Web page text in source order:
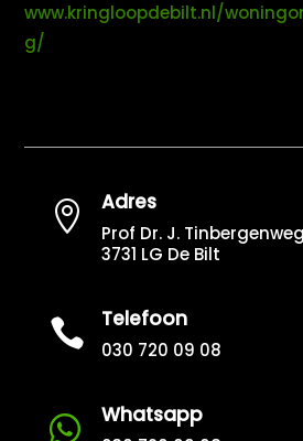
www.kringloopdebilt.nl/
g/
 Adres
Prof Dr. J.
3731 LG De Bilt
 Telefoon
030 720 09 08
 Whatsapp